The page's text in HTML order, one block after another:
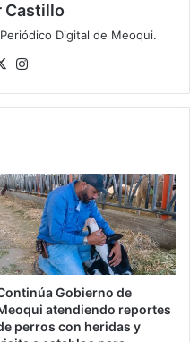
Castillo
Digital de Meoqui.
X
ra
Gobierno de
atendiendo reportes
perros con heridas y